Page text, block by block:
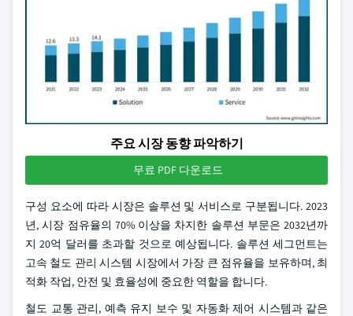
주요 시장 동향 파악하기
무료 PDF 다운로드
구성 요소에 따라 시장은 솔루션 및 서비스로 구분됩니다. 2023
년, 시장 점유율의 70% 이상을 차지한 솔루션 부문은 2032년까
지 20억 달러를 초과할 것으로 예상됩니다. 솔루션 세그먼트는
고속 철도 관리 시스템 시장에서 가장 큰 점유율을 보유하며, 최
적화 작업, 안전 및 효율성에 중요한 역할을 합니다.
철도 교통 관리, 예측 유지 보수 및 자동화 제어 시스템과 같은